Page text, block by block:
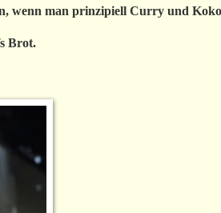
wenn man prinzipiell Curry und
Brot.